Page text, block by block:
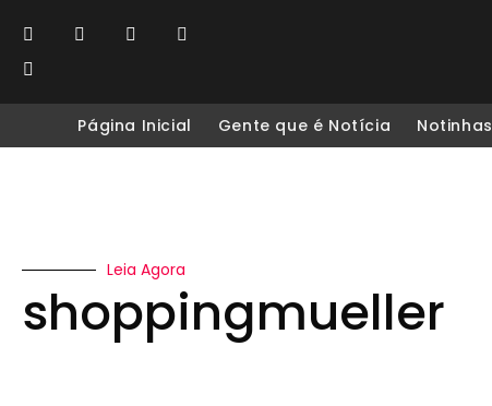
Página Inicial Gente que é Notícia Notinhas
Leia Agora
shoppingmueller